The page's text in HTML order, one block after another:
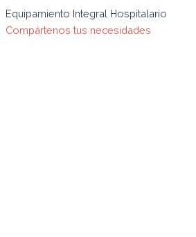
Ir
al
Equipamiento Integral Hospitalario
Compártenos tus necesidades
Búsqueda
de
Search
for: